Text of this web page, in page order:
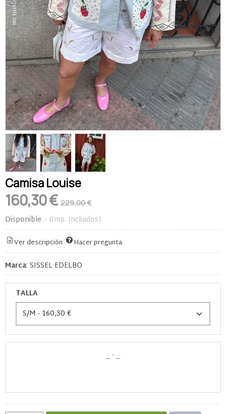
Camisa Louise
160,30 € 229,00 €
Disponible - (Imp. Incluidos)
Ver descripción Hacer pregunta
Marca: SISSEL EDELBO
TALLA